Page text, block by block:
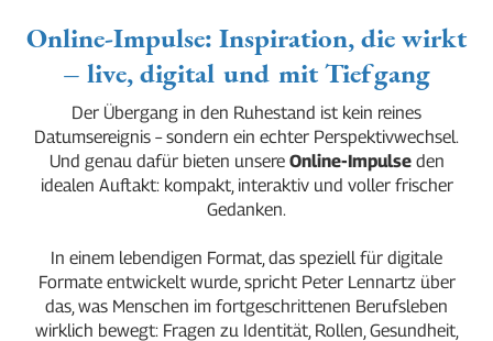
Online-Impulse: Inspiration, die wirkt
– live, digital und mit Tiefgang
Der Übergang in den Ruhestand ist kein reines
Datumsereignis – sondern ein echter Perspektivwechsel.
Und genau dafür bieten unsere Online-Impulseden
idealen Auftakt: kompakt, interaktiv und voller frischer
Gedanken.
In einem lebendigen Format, das speziell für digitale
Formate entwickelt wurde, spricht Peter Lennartz über
das, was Menschen im fortgeschrittenen Berufsleben
wirklich bewegt: Fragen zu Identität, Rollen, Gesundheit,